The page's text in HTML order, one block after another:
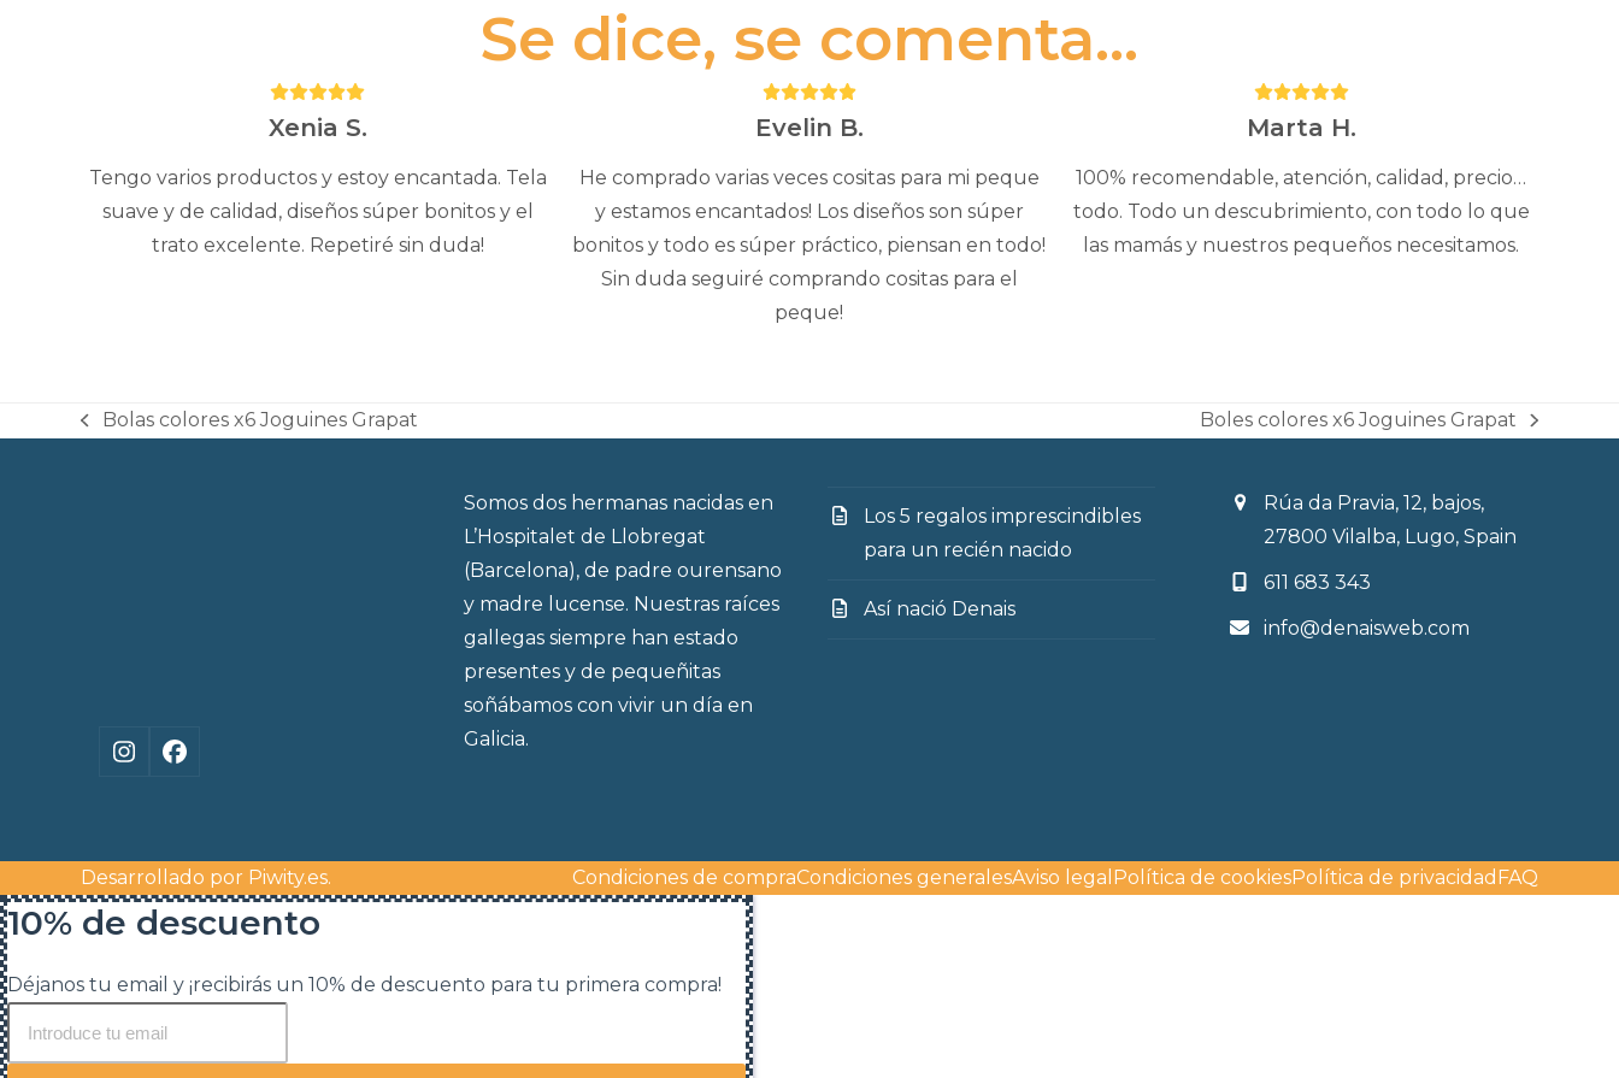
Se dice, se comenta...
Puntuación:
5
Xenia S.
Tengo varios productos y estoy encantada. Tela
suave y de calidad, diseños súper bonitos y el
trato excelente. Repetiré sin duda!
Puntuación:
5
Evelin B.
He comprado varias veces cositas para mi peque
y estamos encantados! Los diseños son súper
bonitos y todo es súper práctico, piensan en todo!
Sin duda seguiré comprando cositas para el
peque!
Puntuación:
5
Marta H.
100% recomendable, atención, calidad, precio…
todo. Todo un descubrimiento, con todo lo que
las mamás y nuestros pequeños necesitamos.
previous
Bolas colores x6 Joguines Grapat
next
Boles colores x6 Joguines Grapat
Instagram
Facebook
Somos dos hermanas nacidas en
L’Hospitalet de Llobregat
(Barcelona), de padre ourensano
y madre lucense. Nuestras raíces
gallegas siempre han estado
presentes y de pequeñitas
soñábamos con vivir un día en
Galicia.
Los 5 regalos imprescindibles
para un recién nacido
Así nació Denais
Rúa da Pravia, 12, bajos,
27800 Vilalba, Lugo, Spain
611 683 343
info@denaisweb.com
Desarrollado por Piwity.es. Condiciones de compraCondiciones generalesAviso legal Política de cookiesPolítica de privacidad FAQ
10% de descuento
Déjanos tu email y ¡recibirás un 10% de descuento para tu primera compra!